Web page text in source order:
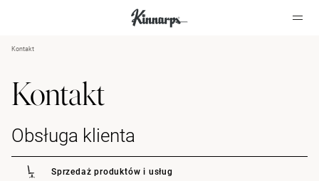
Kontakt
Kontakt
Obsługa klienta
Sprzedaż produktów i usług